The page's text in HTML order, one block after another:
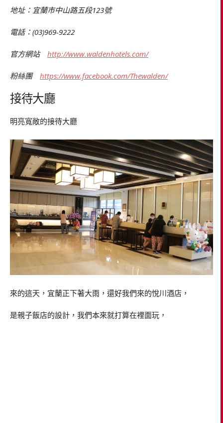
地址：宜蘭市中山路五段123號
電話：(03)969-9222
官方網站 http://www.waldenhotels.com/
粉絲團 https://www.facebook.com/Thewalden/
接待大廳
明亮寬敞的接待大廳
來的這天，宜蘭正下著大雨，還好我們來的悅川酒店，
是親子飯店的設計，我們本來就打算在裡面玩，